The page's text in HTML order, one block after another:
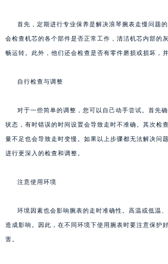
首先，定期进行专业保养是解决浪琴腕表走慢问题
会检查机芯的各个部件是否正常工作，清洁机芯内部的
畅运转。此外，他们还会检查是否有零件磨损或损坏，并
自行检查与调整
对于一些简单的调整，您可以自己动手尝试。首先
状态，有时错误的时间设置会导致走时不准确。其次检
量不足也会导致走时变慢。如果以上步骤都无法解决问
进行更深入的检查和调整。
注意使用环境
环境因素也会影响腕表的走时准确性。高温或低温
造成影响。因此，在不同环境下使用腕表时要注意保护
害。